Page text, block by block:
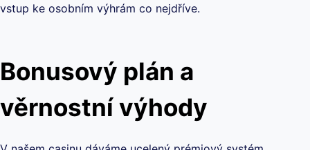
vstup ke osobním výhrám co nejdříve.
Bonusový plán a
věrnostní výhody